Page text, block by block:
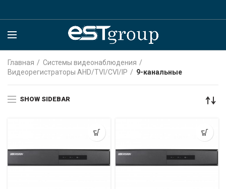
Главная
Системы видеонаблюдения
Видеорегистраторы AHD/TVI/CVI/IP
9-канальные
SHOW SIDEBAR